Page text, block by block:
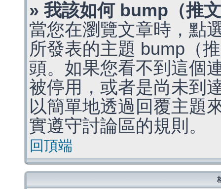
» 我該如何 bump（推
當您在瀏覽文章時，點
所發表的主題 bump（
頭。如果您看不到這個
被停用，或者是尚未到
以簡單地透過回覆主題
實遵守討論區的規則。
回頂端